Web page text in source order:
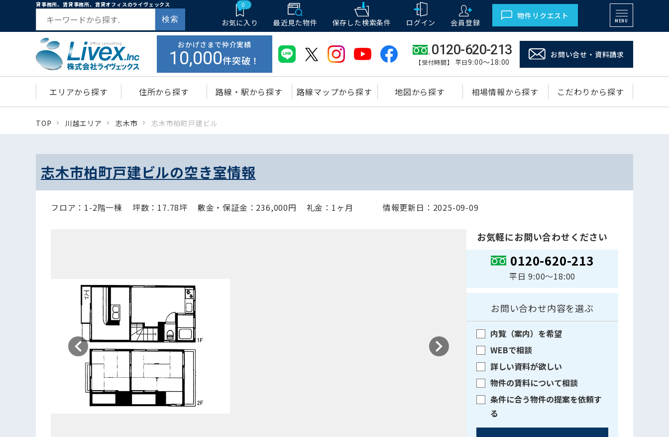
貸事務所、賃貸事務所、賃貸オフィスのライヴェックス
検索
0
お気に入り 最近見た物件 保存した検索条件 ログイン 会員登録
物件リクエスト
MENU
おかげさまで仲介実績
10,000件突破！
0120-620-213
【受付時間】 平日9:00～18:00
お問い合せ・資料請求
エリアから探す 住所から探す 路線・駅から探す 路線マップから探す 地図から探す 相場情報から探す こだわりから探す
TOP 川越エリア 志木市 志木市柏町戸建ビル
志木市柏町戸建ビルの空き室情報
フロア：1-2階一棟 坪数：17.78坪 敷金・保証金：236,000円 礼金：1ヶ月 情報更新日：2025-09-09
お気軽にお問い合わせください
0120-620-213
平日 9:00〜18:00
お問い合わせ内容を選ぶ
内覧（案内）を希望
WEBで相談
詳しい資料が欲しい
物件の賃料について相談
条件に合う物件の提案を依頼す
る